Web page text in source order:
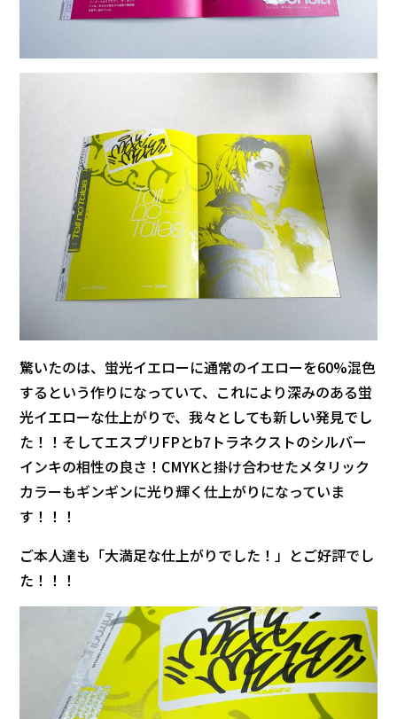
驚いたのは、蛍光イエローに通常のイエローを60%混色
するという作りになっていて、これにより深みのある蛍
光イエローな仕上がりで、我々としても新しい発見でし
た！！そしてエスプリFPとb7トラネクストのシルバー
インキの相性の良さ！CMYKと掛け合わせたメタリック
カラーもギンギンに光り輝く仕上がりになっていま
す！！！
ご本人達も「大満足な仕上がりでした！」とご好評でし
た！！！